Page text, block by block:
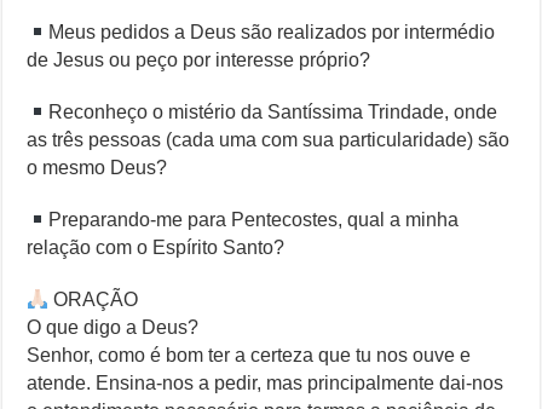
Meus pedidos a Deus são realizados por intermédio
de Jesus ou peço por interesse próprio?
Reconheço o mistério da Santíssima Trindade, onde
as três pessoas (cada uma com sua particularidade) são
o mesmo Deus?
Preparando-me para Pentecostes, qual a minha
relação com o Espírito Santo?
ORAÇÃO
O que digo a Deus?
Senhor, como é bom ter a certeza que tu nos ouve e
atende. Ensina-nos a pedir, mas principalmente dai-nos